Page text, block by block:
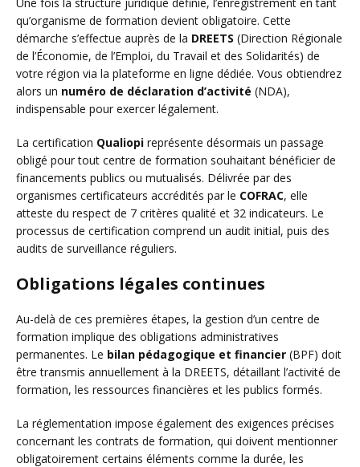
qu’organisme de formation devient obligatoire. Cette
démarche s’effectue auprès de la DREETS (Direction Régionale
de l’Économie, de l’Emploi, du Travail et des Solidarités) de
votre région via la plateforme en ligne dédiée. Vous obtiendrez
alors un numéro de déclaration d’activité (NDA),
indispensable pour exercer légalement.
La certification Qualiopi représente désormais un passage
obligé pour tout centre de formation souhaitant bénéficier de
financements publics ou mutualisés. Délivrée par des
organismes certificateurs accrédités par le COFRAC, elle
atteste du respect de 7 critères qualité et 32 indicateurs. Le
processus de certification comprend un audit initial, puis des
audits de surveillance réguliers.
Obligations légales continues
Au-delà de ces premières étapes, la gestion d’un centre de
formation implique des obligations administratives
permanentes. Le bilan pédagogique et financier (BPF) doit
être transmis annuellement à la DREETS, détaillant l’activité de
formation, les ressources financières et les publics formés.
La réglementation impose également des exigences précises
concernant les contrats de formation, qui doivent mentionner
obligatoirement certains éléments comme la durée, les